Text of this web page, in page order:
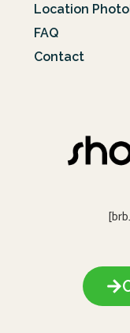
Location
FAQ
Contact